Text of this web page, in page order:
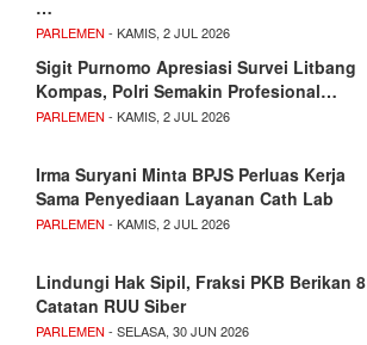
…
PARLEMEN - KAMIS, 2 JUL 2026
Sigit Purnomo Apresiasi Survei Litbang
Kompas, Polri Semakin Profesional…
PARLEMEN - KAMIS, 2 JUL 2026
Irma Suryani Minta BPJS Perluas Kerja
Sama Penyediaan Layanan Cath Lab
PARLEMEN - KAMIS, 2 JUL 2026
Lindungi Hak Sipil, Fraksi PKB Berikan 8
Catatan RUU Siber
PARLEMEN - SELASA, 30 JUN 2026